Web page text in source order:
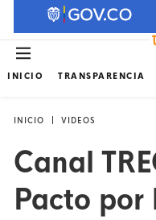
INICIO TRANSPARENCIA
INICIO VIDEOS
Canal
Pacto